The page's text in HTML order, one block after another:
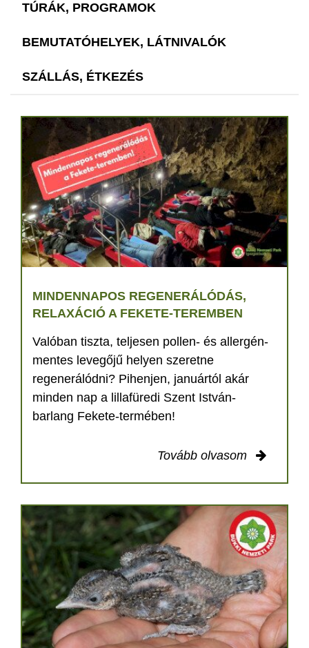
TÚRÁK, PROGRAMOK
BEMUTATÓHELYEK, LÁTNIVALÓK
SZÁLLÁS, ÉTKEZÉS
MINDENNAPOS REGENERÁLÓDÁS,
RELAXÁCIÓ A FEKETE-TEREMBEN
Valóban tiszta, teljesen pollen- és allergén-
mentes levegőjű helyen szeretne
regenerálódni? Pihenjen, januártól akár
minden nap a lillafüredi Szent István-
barlang Fekete-termében!
Tovább olvasom